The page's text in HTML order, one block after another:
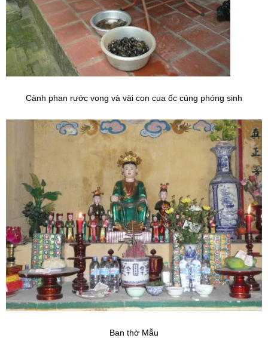
Cành phan rước vong và vài con cua ốc cúng phóng sinh
Ban thờ Mẫu